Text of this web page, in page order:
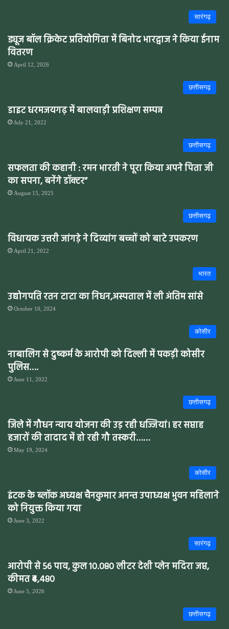
सारंगढ़
ड्यूज बॉल क्रिकेट प्रतियोगिता में बिनोद भारद्वाज ने किया ईनाम
वितरण
April 12, 2026
छत्तीसगढ़
डाइट धरमजयगढ़ में बालवाड़ी प्रशिक्षण सम्पन्न
July 21, 2022
छत्तीसगढ़
सफलता की कहानी : रमन भारती ने पूरा किया अपने पिता जी
का सपना, बनेंगे डॉक्टर”
August 15, 2025
छत्तीसगढ़
विधायक उत्तरी जांगड़े ने दिव्यांग बच्चों को बाटे उपकरण
April 21, 2022
भारत
उद्योगपति रतन टाटा का निधन,अस्पताल में ली अंतिम सांसे
October 10, 2024
कोसीर
नाबालिग से दुष्कर्म के आरोपी को दिल्ली में पकड़ी कोसीर
पुलिस….
June 11, 2022
छत्तीसगढ़
जिले में गौधन न्याय योजना की उड़ रही धज्जियां। हर सप्ताह
हजारों की तादाद में हो रही गौ तस्करी……
May 19, 2024
कोसीर
इंटक के ब्लॉक अध्यक्ष चैनकुमार अनन्त उपाध्यक्ष भुवन महिलाने
को नियुक्त किया गया
June 3, 2022
सारंगढ़
आरोपी से 56 पाव, कुल 10.080 लीटर देशी प्लेन मदिरा जप्त,
कीमत ₹4,480
June 5, 2026
छत्तीसगढ़